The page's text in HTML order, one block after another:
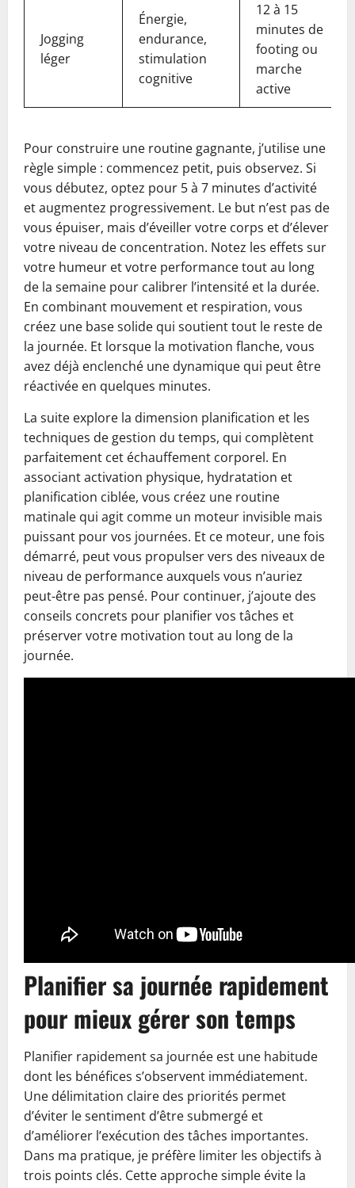
Jogging
léger
Énergie,
endurance,
stimulation
cognitive
12 à 15
minutes de
footing ou
marche
active
Pour construire une routine gagnante, j’utilise une
règle simple : commencez petit, puis observez. Si
vous débutez, optez pour 5 à 7 minutes d’activité
et augmentez progressivement. Le but n’est pas de
vous épuiser, mais d’éveiller votre corps et d’élever
votre niveau de concentration. Notez les effets sur
votre humeur et votre performance tout au long
de la semaine pour calibrer l’intensité et la durée.
En combinant mouvement et respiration, vous
créez une base solide qui soutient tout le reste de
la journée. Et lorsque la motivation flanche, vous
avez déjà enclenché une dynamique qui peut être
réactivée en quelques minutes.
La suite explore la dimension planification et les
techniques de gestion du temps, qui complètent
parfaitement cet échauffement corporel. En
associant activation physique, hydratation et
planification ciblée, vous créez une routine
matinale qui agit comme un moteur invisible mais
puissant pour vos journées. Et ce moteur, une fois
démarré, peut vous propulser vers des niveaux de
niveau de performance auxquels vous n’auriez
peut‑être pas pensé. Pour continuer, j’ajoute des
conseils concrets pour planifier vos tâches et
préserver votre motivation tout au long de la
journée.
Planifier sa journée rapidement
pour mieux gérer son temps
Planifier rapidement sa journée est une habitude
dont les bénéfices s’observent immédiatement.
Une délimitation claire des priorités permet
d’éviter le sentiment d’être submergé et
d’améliorer l’exécution des tâches importantes.
Dans ma pratique, je préfère limiter les objectifs à
trois points clés. Cette approche simple évite la